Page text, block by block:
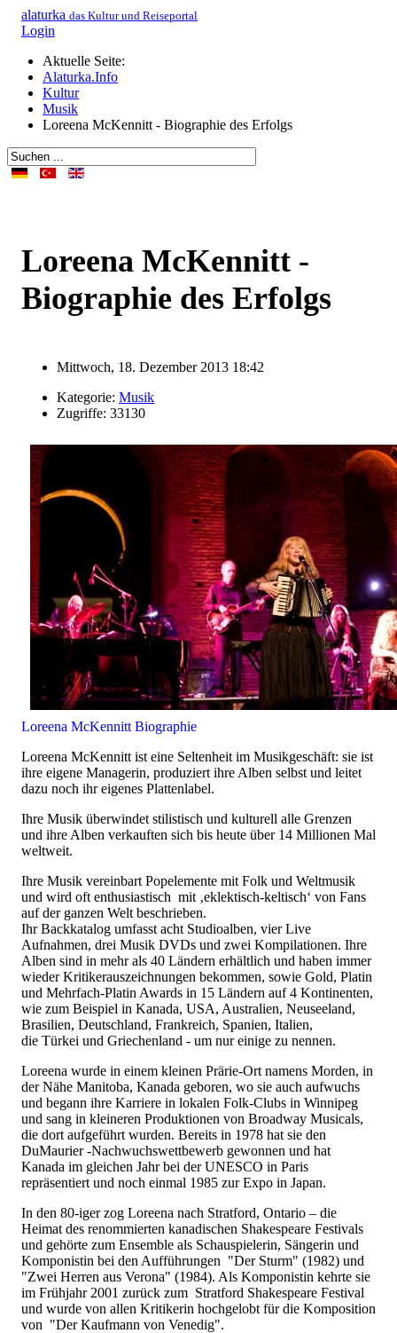
alaturka das Kultur und Reiseportal
Login
Aktuelle Seite:
Alaturka.Info
Kultur
Musik
Loreena McKennitt - Biographie des Erfolgs
Loreena McKennitt -
Biographie des Erfolgs
Mittwoch, 18. Dezember 2013 18:42
Kategorie: Musik
Zugriffe: 33130
Loreena McKennitt Biographie
Loreena McKennitt ist eine Seltenheit im Musikgeschäft: sie ist
ihre eigene Managerin, produziert ihre Alben selbst und leitet
dazu noch ihr eigenes Plattenlabel.
Ihre Musik überwindet stilistisch und kulturell alle Grenzen
und ihre Alben verkauften sich bis heute über 14 Millionen Mal
weltweit.
Ihre Musik vereinbart Popelemente mit Folk und Weltmusik
und wird oft enthusiastisch mit ‚eklektisch-keltisch‘ von Fans
auf der ganzen Welt beschrieben.
Ihr Backkatalog umfasst acht Studioalben, vier Live
Aufnahmen, drei Musik DVDs und zwei Kompilationen. Ihre
Alben sind in mehr als 40 Ländern erhältlich und haben immer
wieder Kritikerauszeichnungen bekommen, sowie Gold, Platin
und Mehrfach-Platin Awards in 15 Ländern auf 4 Kontinenten,
wie zum Beispiel in Kanada, USA, Australien, Neuseeland,
Brasilien, Deutschland, Frankreich, Spanien, Italien,
die Türkei und Griechenland - um nur einige zu nennen.
Loreena wurde in einem kleinen Prärie-Ort namens Morden, in
der Nähe Manitoba, Kanada geboren, wo sie auch aufwuchs
und begann ihre Karriere in lokalen Folk-Clubs in Winnipeg
und sang in kleineren Produktionen von Broadway Musicals,
die dort aufgeführt wurden. Bereits in 1978 hat sie den
DuMaurier -Nachwuchswettbewerb gewonnen und hat
Kanada im gleichen Jahr bei der UNESCO in Paris
repräsentiert und noch einmal 1985 zur Expo in Japan.
In den 80-iger zog Loreena nach Stratford, Ontario – die
Heimat des renommierten kanadischen Shakespeare Festivals
und gehörte zum Ensemble als Schauspielerin, Sängerin und
Komponistin bei den Aufführungen "Der Sturm" (1982) und
"Zwei Herren aus Verona" (1984). Als Komponistin kehrte sie
im Frühjahr 2001 zurück zum Stratford Shakespeare Festival
und wurde von allen Kritikerin hochgelobt für die Komposition
von "Der Kaufmann von Venedig".